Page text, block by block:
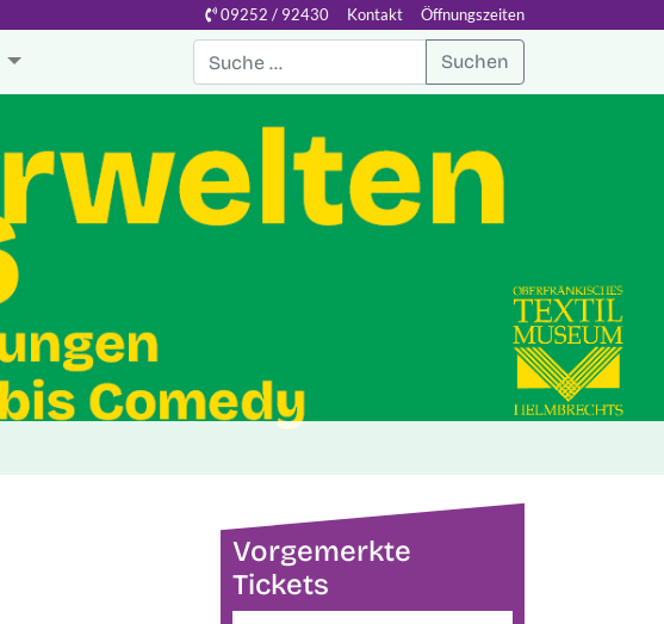
09252 / 92430 Kontakt Öffnungszeiten
Suchen
Vorgemerkte
Tickets